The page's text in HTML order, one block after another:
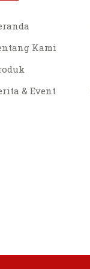
Kami
& Event